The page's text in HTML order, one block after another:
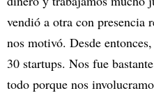
vendió a otra con presencia
nos motivó. Desde
30 startups. Nos fue
todo porque nos